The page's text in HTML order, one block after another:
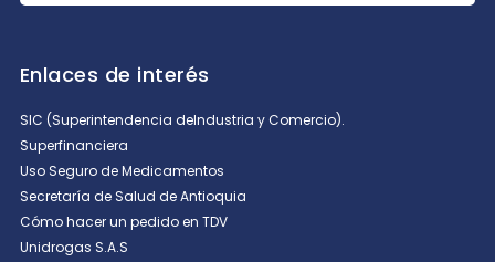
Enlaces de interés
SIC (Superintendencia deIndustria y Comercio).
Superfinanciera
Uso Seguro de Medicamentos
Secretaría de Salud de Antioquia
Cómo hacer un pedido en TDV
Unidrogas S.A.S